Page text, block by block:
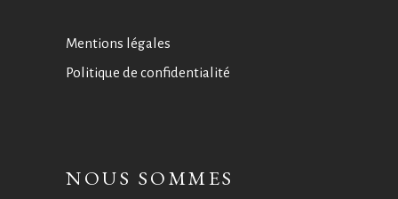
Mentions légales
Politique de confidentialité
NOUS SOMMES